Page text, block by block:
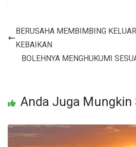
BERUSAHA MEMBIMBING
KEBAIKAN
BOLEHNYA MENGHUKUMI
Anda Juga Mungkin